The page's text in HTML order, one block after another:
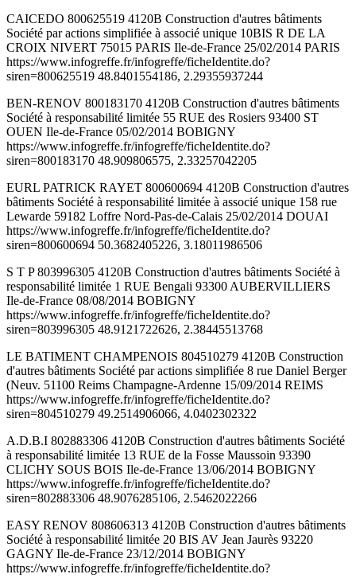
CAICEDO 800625519 4120B Construction d'autres bâtiments
Société par actions simplifiée à associé unique 10BIS R DE LA
CROIX NIVERT 75015 PARIS Ile-de-France 25/02/2014 PARIS
https://www.infogreffe.fr/infogreffe/ficheIdentite.do?
siren=800625519 48.8401554186, 2.29355937244
BEN-RENOV 800183170 4120B Construction d'autres bâtiments
Société à responsabilité limitée 55 RUE des Rosiers 93400 ST
OUEN Ile-de-France 05/02/2014 BOBIGNY
https://www.infogreffe.fr/infogreffe/ficheIdentite.do?
siren=800183170 48.909806575, 2.33257042205
EURL PATRICK RAYET 800600694 4120B Construction d'autres
bâtiments Société à responsabilité limitée à associé unique 158 rue
Lewarde 59182 Loffre Nord-Pas-de-Calais 25/02/2014 DOUAI
https://www.infogreffe.fr/infogreffe/ficheIdentite.do?
siren=800600694 50.3682405226, 3.18011986506
S T P 803996305 4120B Construction d'autres bâtiments Société à
responsabilité limitée 1 RUE Bengali 93300 AUBERVILLIERS
Ile-de-France 08/08/2014 BOBIGNY
https://www.infogreffe.fr/infogreffe/ficheIdentite.do?
siren=803996305 48.9121722626, 2.38445513768
LE BATIMENT CHAMPENOIS 804510279 4120B Construction
d'autres bâtiments Société par actions simplifiée 8 rue Daniel Berger
(Neuv. 51100 Reims Champagne-Ardenne 15/09/2014 REIMS
https://www.infogreffe.fr/infogreffe/ficheIdentite.do?
siren=804510279 49.2514906066, 4.0402302322
A.D.B.I 802883306 4120B Construction d'autres bâtiments Société
à responsabilité limitée 13 RUE de la Fosse Maussoin 93390
CLICHY SOUS BOIS Ile-de-France 13/06/2014 BOBIGNY
https://www.infogreffe.fr/infogreffe/ficheIdentite.do?
siren=802883306 48.9076285106, 2.5462022266
EASY RENOV 808606313 4120B Construction d'autres bâtiments
Société à responsabilité limitée 20 BIS AV Jean Jaurès 93220
GAGNY Ile-de-France 23/12/2014 BOBIGNY
https://www.infogreffe.fr/infogreffe/ficheIdentite.do?